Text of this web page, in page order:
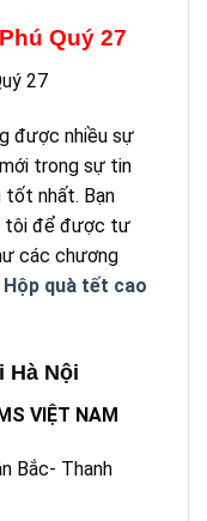
Quý 27
được nhiều sự
trong sự tin
tốt nhất. Bạn
tôi để được tư
các chương
Hộp quà tết cao
Hà Nội
VIỆT NAM
Bắc- Thanh